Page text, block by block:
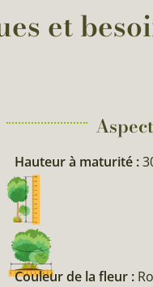
et
Hauteur à maturité :
Couleur de la fleur :